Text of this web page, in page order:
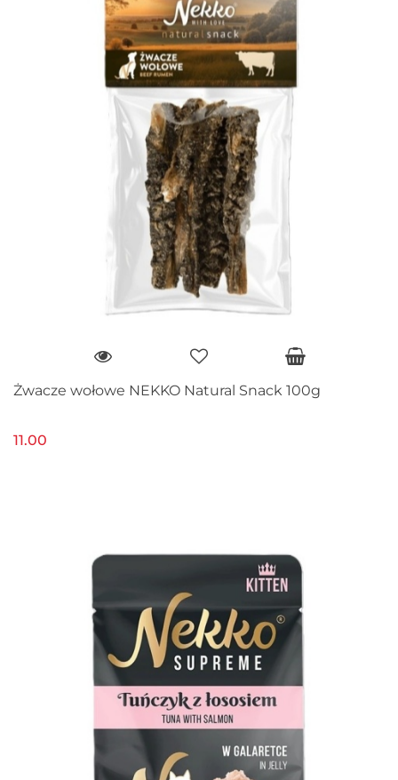
Żwacze wołowe NEKKO Natural Snack 100g
11.00